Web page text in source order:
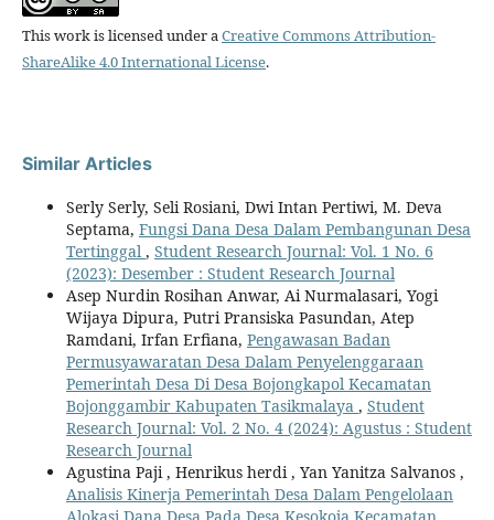
This work is licensed under aCreative Commons Attribution-
ShareAlike 4.0 International License.
Similar Articles
Serly Serly, Seli Rosiani, Dwi Intan Pertiwi, M. Deva
Septama, Fungsi Dana Desa Dalam Pembangunan Desa
Tertinggal , Student Research Journal: Vol. 1 No. 6
(2023): Desember : Student Research Journal
Asep Nurdin Rosihan Anwar, Ai Nurmalasari, Yogi
Wijaya Dipura, Putri Pransiska Pasundan, Atep
Ramdani, Irfan Erfiana, Pengawasan Badan
Permusyawaratan Desa Dalam Penyelenggaraan
Pemerintah Desa Di Desa Bojongkapol Kecamatan
Bojonggambir Kabupaten Tasikmalaya , Student
Research Journal: Vol. 2 No. 4 (2024): Agustus : Student
Research Journal
Agustina Paji , Henrikus herdi , Yan Yanitza Salvanos ,
Analisis Kinerja Pemerintah Desa Dalam Pengelolaan